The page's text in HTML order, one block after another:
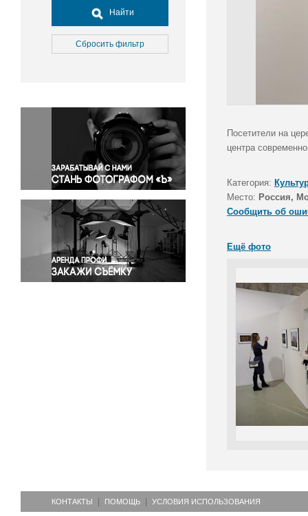
Досуг, туризм и отдых
Культура
Медицина
Окружающая среда
Политика
Правосудие
Происшествия и конфликты
Религия
Светская жизнь
Спорт
Экология
Экономика и бизнес
Найти
Сбросить фильтр
Посетители на
центра
Категория:
Место: Россия,
Сообщить об
Ещё фото
КОНТАКТЫ ПОМОЩЬ УСЛОВИЯ ИСПОЛЬЗОВАНИЯ